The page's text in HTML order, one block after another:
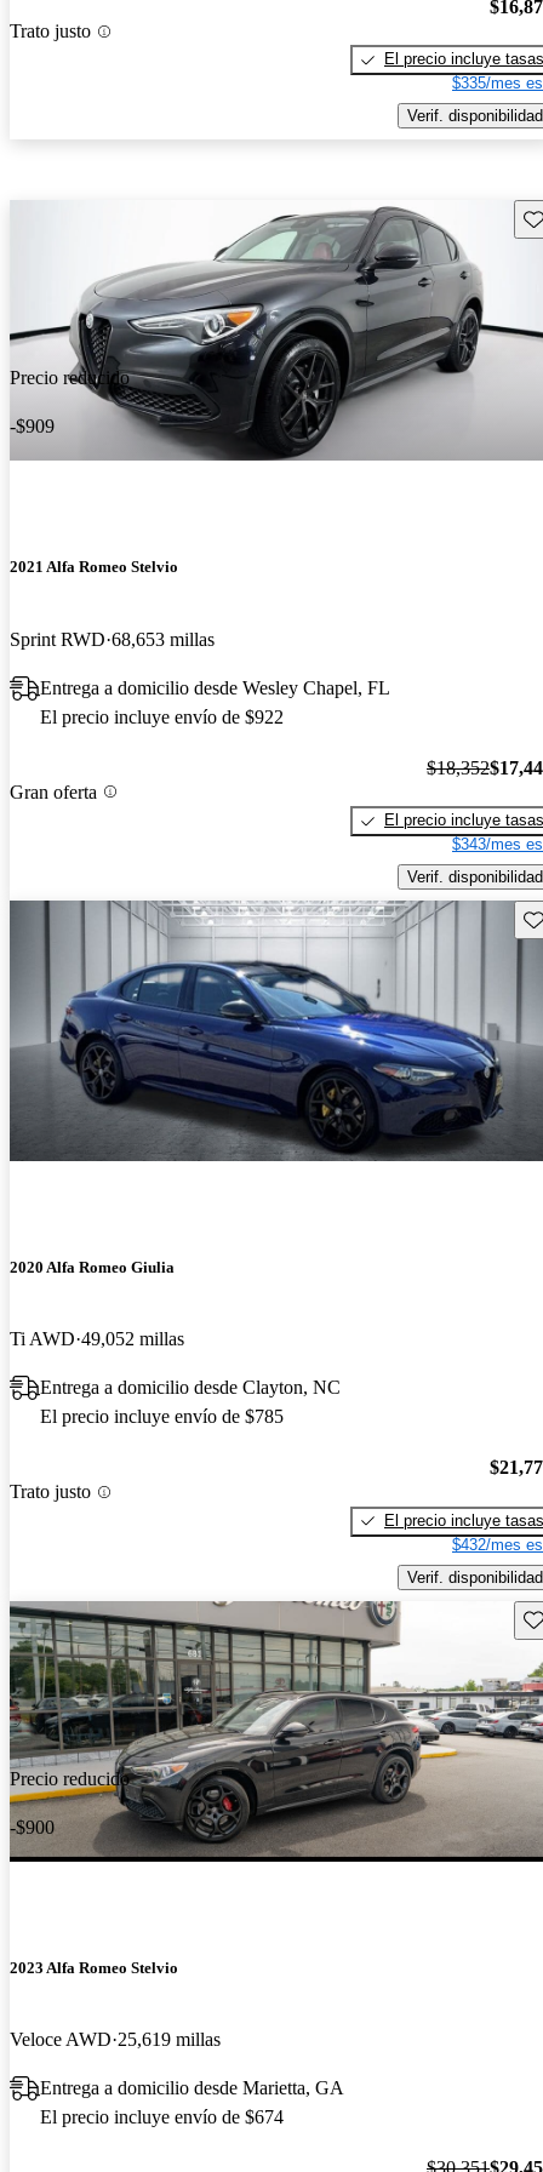
Trato justo
El precio incluye tasas
$335/mes
Verif. disponibilidad
Precio reducido
-$909
2021 Alfa Romeo Stelvio
Sprint RWD 68,653 millas
Entrega a domicilio desde Wesley Chapel, FL
El precio incluye envío de $922
Gran oferta
$18,352
El precio incluye tasas
$343/mes
Verif. disponibilidad
2020 Alfa Romeo Giulia
Ti AWD 49,052 millas
Entrega a domicilio desde Clayton, NC
El precio incluye envío de $785
Trato justo
El precio incluye tasas
$432/mes
Verif. disponibilidad
Precio reducido
-$900
2023 Alfa Romeo Stelvio
Veloce AWD 25,619 millas
Entrega a domicilio desde Marietta, GA
El precio incluye envío de $674